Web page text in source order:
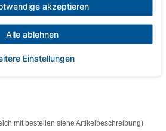
separate Leitung erfolgen.
von der Länge des Kabels zwischen
abgesichert sein, um eine optimale
mit bestellen siehe Artikelbeschreibung)
akzeptieren
Alle ablehnen
Einstellungen